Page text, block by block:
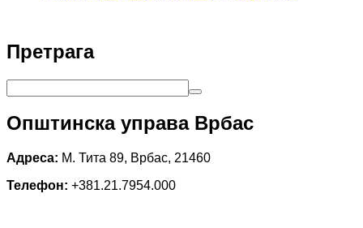
Претрага
Општинска управа Врбас
Адреса: М. Тита 89, Врбас, 21460
Телефон: +381.21.7954.000